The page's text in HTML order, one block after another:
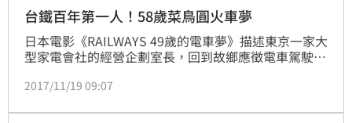
台鐵百年第一人！58歲菜鳥圓火車夢
日本電影《RAILWAYS 49歲的電車夢》描述東京一家大
型家電會社的經營企劃室長，回到故鄉應徵電車駕駛
有這樣一位這樣的駕駛員，且他就在台灣，即將完成夢
2017/11/19 09:07